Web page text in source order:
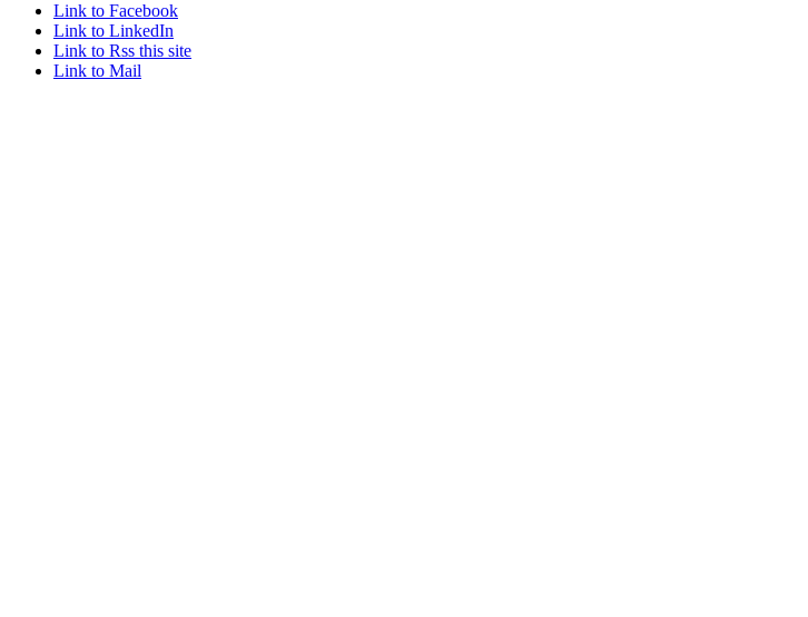
Link to Facebook
Link to LinkedIn
Link to Rss this site
Link to Mail